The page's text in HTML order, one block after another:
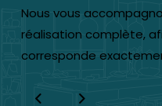
Nous vous
réalisation complète,
corresponde